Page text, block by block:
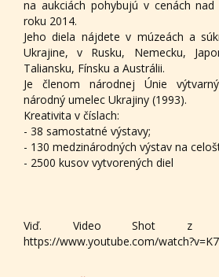
na aukciách pohybujú v cenách
roku 2014.
Jeho diela nájdete v múzeách a
Ukrajine, v Rusku, Nemecku,
Taliansku, Fínsku a Austrálii.
Je členom národnej Únie
národný umelec Ukrajiny (1993).
Kreativita v číslach:
- 38 samostatné výstavy;
- 130 medzinárodných výstav na
- 2500 kusov vytvorených diel
Viď. Video Shot z
https://www.youtube.com/